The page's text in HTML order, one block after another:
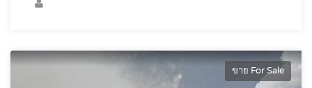
ขาย For Sale